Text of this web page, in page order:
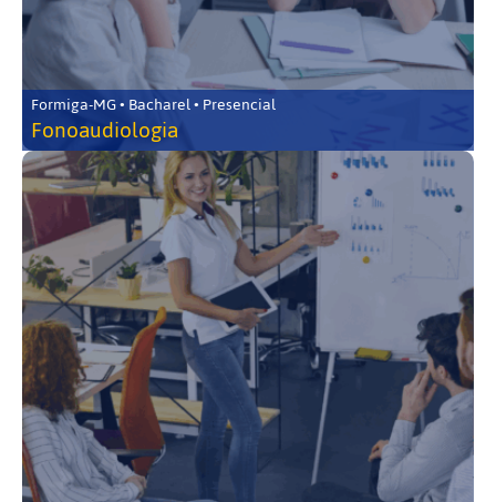
Formiga-MG • Bacharel • Presencial
Fonoaudiologia